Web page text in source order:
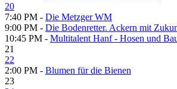
20
7:40 PM - Die Metzger WM
9:00 PM - Die Bodenretter. Ackern mit
10:45 PM - Multitalent Hanf - Hosen und
21
22
2:00 PM - Blumen für die Bienen
23